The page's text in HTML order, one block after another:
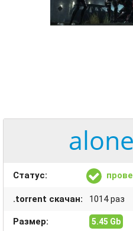
Статус:
.torrent скачан: 1014 раз
Размер: 5.45 Gb